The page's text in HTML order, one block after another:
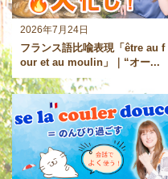
2026年7月24日
フランス語比喩表現「être au f
our et au moulin」｜“オー...